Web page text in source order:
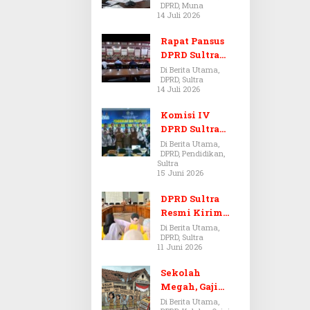
Dugaan Jual
Beli Tanah
Bermasalah di
Muna
DPRD, Muna
14 Juli 2026
Rapat Pansus
DPRD Sultra
Diskors Dua
Kali Akibat
Ketidakhadira
n Pj Sekda
Di Berita Utama,
DPRD, Sultra
14 Juli 2026
Komisi IV
DPRD Sultra
Kawal Hak
Guru,
Rencanakan
Pendidikan
Di Berita Utama,
DPRD, Pendidikan,
Sultra
15 Juni 2026
DPRD Sultra
Resmi Kirim
Aspirasi Tolak
Peraturan
BPOM No. 5
Tahun 2026 ke
Komisi IX DPR
Di Berita Utama,
DPRD, Sultra
11 Juni 2026
Sekolah
Megah, Gaji
Guru Berdarah-
Di Berita Utama,